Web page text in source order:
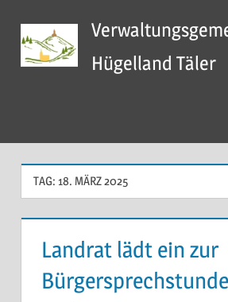
Inhalt
springen
Hügelland Täler
TAG: 18. MÄRZ 2025
Landrat lädt ein zur
Bürgersprechstunde